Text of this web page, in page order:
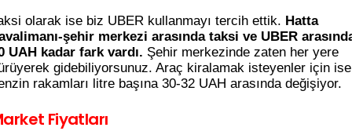
olarak ise biz UBER kullanmayı tercih ettik. Hatta
şehir merkezi arasında taksi ve UBER
UAH kadar fark vardı. Şehir merkezinde zaten her yere
gidebiliyorsunuz. Araç kiralamak isteyenler için ise
rakamları litre başına 30-32 UAH arasında değişiyor.
Fiyatları